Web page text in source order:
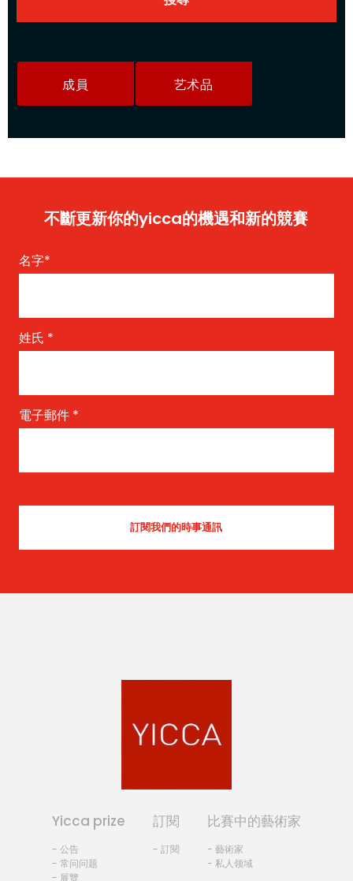
成員 艺术品
不斷更新你的yicca的機遇和新的競賽
名字*
姓氏 *
電子郵件 *
Yicca prize
- 公告
- 常问问题
- 展覽
訂閱
- 訂閱
比賽中的藝術家
- 藝術家
- 私人领域